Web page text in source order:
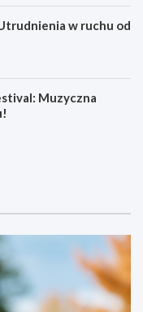
w ruchu od
Muzyczna